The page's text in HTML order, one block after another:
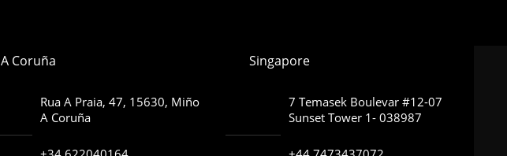
A Coruña
Rua A Praia, 47, 15630, Miño
A Coruña
Singapore
7 Temasek Boulevar #12-07
Sunset Tower 1- 038987